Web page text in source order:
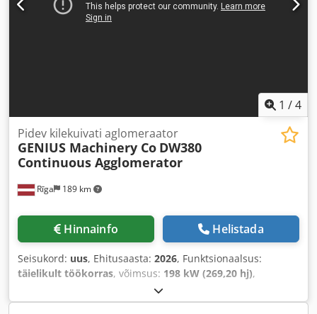
1 /4
Rīga 189 km
Pidev kilekuivati aglomeraator
GENIUS Machinery Co DW380
Continuous Agglomerator
Hinnainfo Helistada
Seisukord: uus, Ehitusaasta: 2026, Funktsionaalsus:
täielikult töökorras, võimsus: 198 kW (269,20 hj),